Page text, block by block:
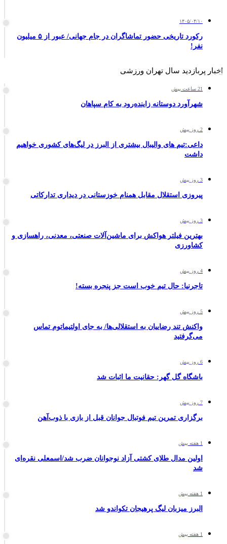
۱۴۰۵/۰۴/۱۰
رکورد تاریخی حضور تماشاگران در جام جهانی/ عبور از ۵ میلیون
نفر!
اخبار پربازدید سال تهران ورزشی
21 ساعت پیش
شهرآورد دوستانه زاینده‌رود به کام سپاهان
2 روز پیش
داعی:تیم های والیبال بیشتری از البرز در لیگ‌های کشوری خواهیم
داشت
3 روز پیش
پیروزی استقلال مقابل همنام خوزستانی در دیداری تدارکاتی
3 روز پیش
بهترین فیلتر هواکش برای ماشین‌آلات صنعتی، معدنی، راهسازی و
کشاورزی
4 روز پیش
تاجرنیا: حال تیم خوب است جز پنجره بسته!
5 روز پیش
واکنش تند رضاییان به استقلالی‌ها/ به جای اولتیماتوم تماس
می‌گرفتید
6 روز پیش
باشگاه گل گهر: حقانیت ما اثبات شد
7 روز پیش
برگزاری تمرین تیم فوتبال جوانان قبل از بازی با ذوب‌آهن
1 هفته پیش
اولین مدال طلای کشتی آزاد نوجوانان ضرب شد/اسمعلی نقره‌ای
شد
1 هفته پیش
البرز میزبان لیگ پرهیجان تکواندو شد
1 هفته پیش